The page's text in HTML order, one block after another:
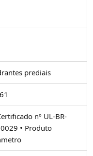
prediais
nº UL-BR-
• Produto